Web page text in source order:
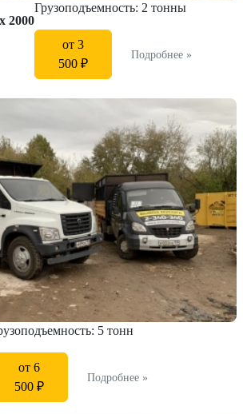
2000
Грузоподъемность: 2 тонны
от 3
500 ₽
Подробнее »
5 тонн
от 6
500 ₽
Подробнее »